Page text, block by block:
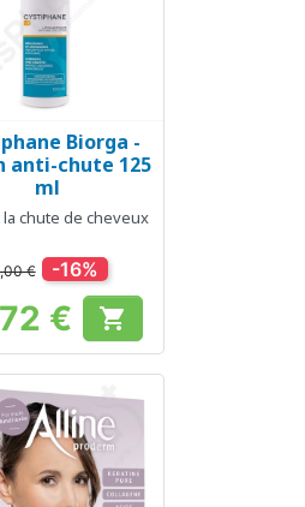
rapide
Biorga -
anti-chute 125
ml
la chute de cheveux
€ -16%
Prix
€ 